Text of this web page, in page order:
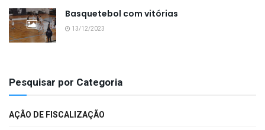
Basquetebol com vitórias
13/12/2023
Pesquisar por Categoria
AÇÃO DE FISCALIZAÇÃO